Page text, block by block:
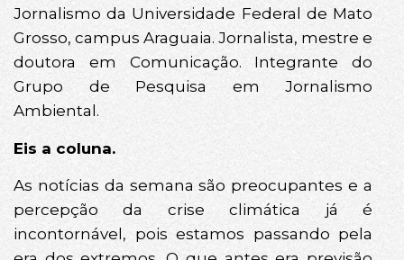
Jornalismo da Universidade Federal de Mato
Grosso, campus Araguaia. Jornalista, mestre e
doutora em Comunicação. Integrante do
Grupo de Pesquisa em Jornalismo
Ambiental.
Eis a coluna.
As notícias da semana são preocupantes e a
percepção da crise climática já é
incontornável, pois estamos passando pela